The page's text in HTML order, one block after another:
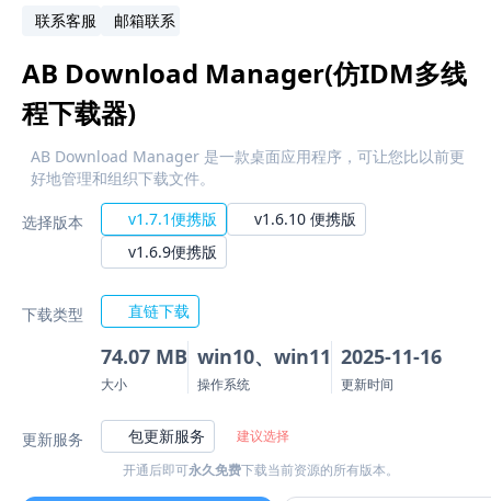
联系客服 邮箱联系
AB Download Manager(仿IDM多线
程下载器)
AB Download Manager 是一款桌面应用程序，可让您比以前更
好地管理和组织下载文件。
选择版本 v1.7.1便携版
v1.6.10 便携版
v1.6.9便携版
下载类型 直链下载
74.07 MB
大小
win10、win11
操作系统
2025-11-16
更新时间
更新服务 包更新服务
建议选择
开通后即可永久免费下载当前资源的所有版本。